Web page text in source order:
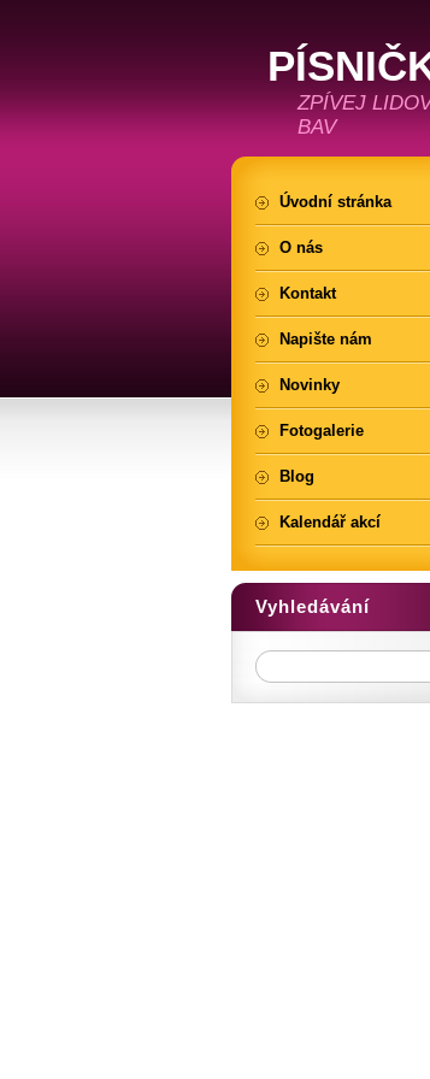
ZPÍVEJ
BAV
Úvodní stránka
O nás
Kontakt
Napište nám
Novinky
Fotogalerie
Blog
Kalendář akcí
Vyhledávání